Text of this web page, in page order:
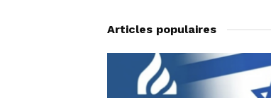
Articles populaires